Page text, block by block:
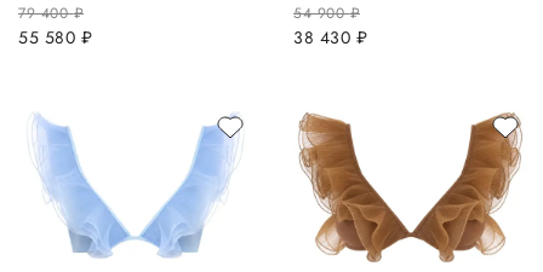
79 400руб.
55 580 руб.
54 900руб.
38 430 руб.